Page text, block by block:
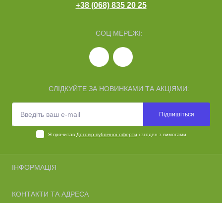
+38 (068) 835 20 25
СОЦ МЕРЕЖІ:
СЛІДКУЙТЕ ЗА НОВИНКАМИ ТА АКЦІЯМИ:
Підпишіться
Я прочитав Договір публічної оферти і згоден з вимогами
ІНФОРМАЦІЯ
Доставка та оплата
КОНТАКТИ ТА АДРЕСА